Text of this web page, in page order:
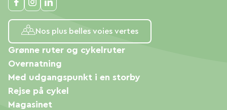
Nos plus belles voies vertes
Grønne ruter og cykelruter
Overnatning
Med udgangspunkt i en storby
Rejse på cykel
Magasinet